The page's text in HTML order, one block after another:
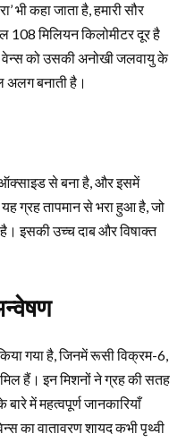
भी कहा जाता है, हमारी सौर
108 मिलियन किलोमीटर दूर है
को उसकी अनोखी जलवायु के
अलग बनाती है।
से बना है, और इसमें
ग्रह तापमान से भरा हुआ है, जो
इसकी उच्च दाब और विषाक्त
गया है, जिनमें रूसी विक्रम-6,
हैं। इन मिशनों ने ग्रह की सतह
में महत्वपूर्ण जानकारियाँ
का वातावरण शायद कभी पृथ्वी